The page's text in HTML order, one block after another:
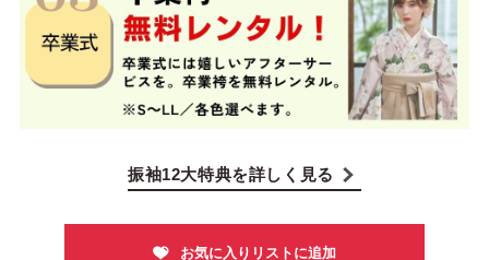
振袖12大特典を詳しく見る